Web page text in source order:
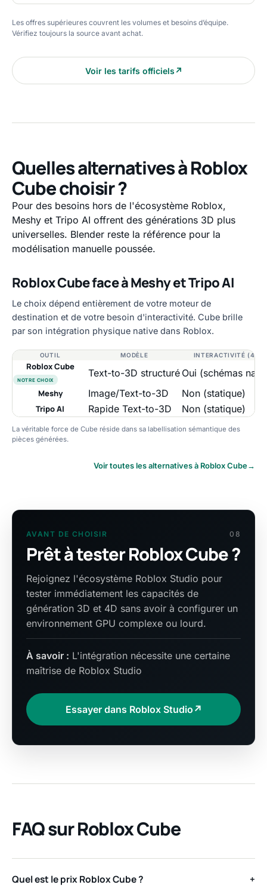
Les offres supérieures couvrent les volumes et besoins d’équipe.
Vérifiez toujours la source avant achat.
Voir les tarifs officiels↗
Quelles alternatives à Roblox
Cube choisir ?
Pour des besoins hors de l'écosystème Roblox,
Meshy et Tripo AI offrent des générations 3D plus
universelles. Blender reste la référence pour la
modélisation manuelle poussée.
Roblox Cube face à Meshy et Tripo AI
Le choix dépend entièrement de votre moteur de
destination et de votre besoin d'interactivité. Cube brille
par son intégration physique native dans Roblox.
OUTIL MODÈLE INTERACTIVITÉ (4D)
Roblox Cube
NOTRE CHOIX
Text-to-3D structuré Oui (schémas
Meshy Image/Text-to-3D Non (statique)
Tripo AI Rapide Text-to-3D Non (statique)
La véritable force de Cube réside dans sa labellisation sémantique des
pièces générées.
Voir toutes les alternatives à Roblox Cube→
AVANT DE CHOISIR 08
Prêt à tester Roblox Cube ?
Rejoignez l'écosystème Roblox Studio pour
tester immédiatement les capacités de
génération 3D et 4D sans avoir à configurer un
environnement GPU complexe ou lourd.
À savoir : L'intégration nécessite une certaine
maîtrise de Roblox Studio
Essayer dans Roblox Studio ↗
FAQ sur Roblox Cube
Quel est le prix Roblox Cube ? +